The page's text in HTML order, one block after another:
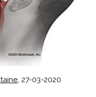
, 27-03-2020